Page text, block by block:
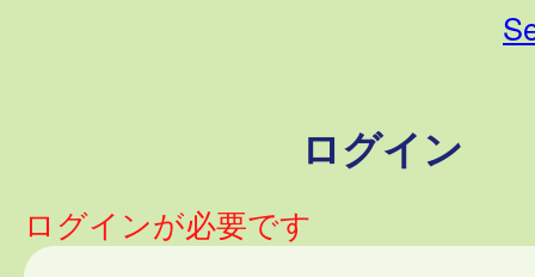
ログイン
ログインが必要です